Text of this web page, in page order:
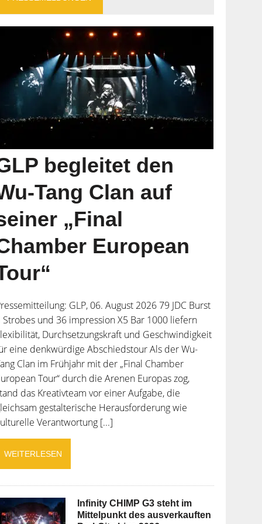
begleitet den
Tang Clan auf
„Final
European
GLP, 06. August 2026 79 JDC Burst
Strobes und 36 impression X5 Bar 1000 liefern
Durchsetzungskraft und Geschwindigkeit
eine denkwürdige Abschiedstour Als der Wu-
Clan im Frühjahr mit der „Final Chamber
Tour“ durch die Arenen Europas zog,
das Kreativteam vor einer Aufgabe, die
gestalterische Herausforderung wie
Verantwortung [...]
WEITERLESEN
Infinity CHIMP G3 steht im
Mittelpunkt des ausverkauften